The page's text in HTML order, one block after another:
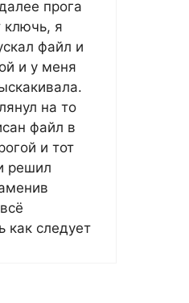
прога
ключь, я
файл и
и у меня
на то
файл в
и тот
решил
как следует